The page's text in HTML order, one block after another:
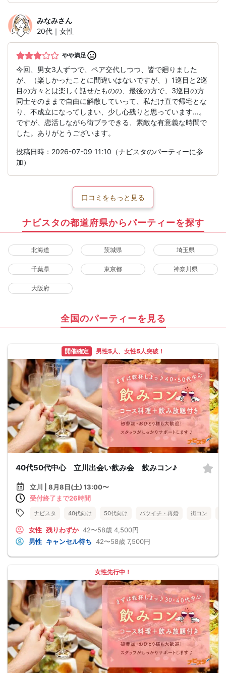
みなみさん
20代｜女性
やや満足
今回、男女3人ずつで、ペア交代しつつ、皆で廻りました
が、（楽しかったことに間違いはないですが、）1巡目と2巡
目の方々とは楽しく話せたものの、最後の方で、3巡目の方
同士そのままで自由に解散していって、私だけ直で帰宅とな
り、不成立になってしまい、少し心残りと思っています…。
ですが、恋活しながら街ブラできる、素敵な有意義な時間で
した。ありがとうございます。
投稿日時：2026-07-09 11:10（ナビスタのパーティーに参
加）
口コミをもっと見る
ナビスタの都道府県からパーティーを探す
北海道 茨城県 埼玉県
千葉県 東京都 神奈川県
大阪府
全国のパーティーを見る
開催確定 男性5人、女性5人突破！
40代50代中心 立川出会い飲み会 飲みコン♪
立川 | 8月8日(土) 13:00〜
受付終了まで26時間
ナビスタ 40代向け 50代向け バツイチ・再婚 街コン
女性 残りわずか 42〜58歳 4,500円
男性 キャンセル待ち 42〜58歳 7,500円
女性先行中！